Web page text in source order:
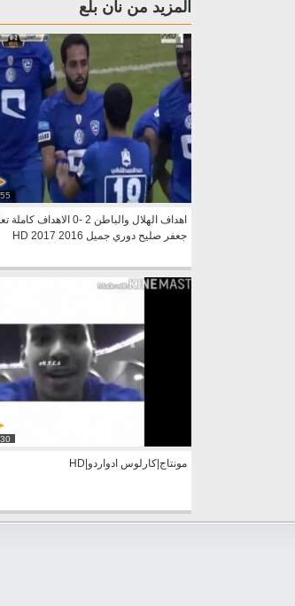
المزيد من نان بلع
اهداف الهلال والباطن 2 -0 الاهداف
جعفر صليح دوري جميل 2016 2017 HD
مونتاج|كارلوس ادواردو|HD